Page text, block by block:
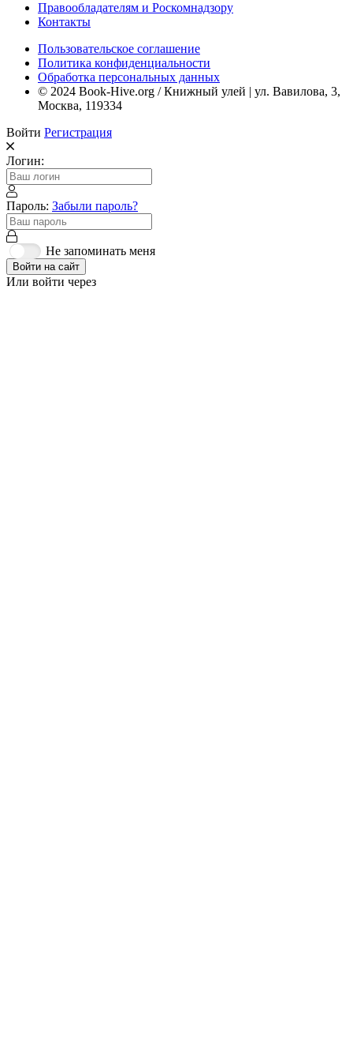
Правообладателям и Роскомнадзору
Контакты
Пользовательское соглашение
Политика конфиденциальности
Обработка персональных данных
© 2024 Book-Hive.org / Книжный улей | ул. Вавилова, 3,
Москва, 119334
Войти Регистрация
Логин:
Пароль: Забыли пароль?
Не запоминать меня
Войти на сайт
Или войти через